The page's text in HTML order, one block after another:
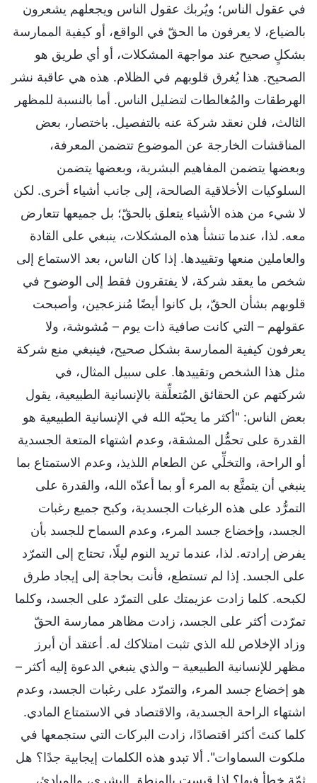
في عقول الناس؛ ويُربك عقول الناس ويجعلهم يشعرون
بالضياع، لا يعرفون ما الحقّ في الواقع، أو كيفية الممارسة
بشكلٍ صحيح عند مواجهة المشكلات، أو أي طريق هو
الصحيح. هذا يُغرق قلوبهم في الظلام. هذه هي عاقبة نشر
الهرطقات والمُغالطات لتضليل الناس. أما بالنسبة للمظهر
الثالث، فلن نعقد شركة عنه بالتفصيل. باختصار، بعض
المناقشات الخارجة عن الموضوع تتضمن المعرفة،
وبعضها يتضمن المفاهيم البشرية، وبعضها يتضمن
السلوكيات الأخلاقية الصالحة، إلى جانب أشياء أخرى. لكن
لا شيء من هذه الأشياء يتعلق بالحقّ؛ بل جميعها تتعارض
معه. لذا، عندما تنشأ هذه المشكلات، ينبغي على القادة
والعاملين منعها وتقييدها. إذا كان الناس، بعد الاستماع إلى
شخص ما يعقد شركة، لا يفتقرون فقط إلى الوضوح في
قلوبهم بشأن الحقّ، بل كانوا أيضًا مُنزعجين، وأصبحت
عقولهم – التي كانت صافية ذات يوم – مُشوشة، ولا
يعرفون كيفية الممارسة بشكل صحيح، فينبغي منع شركة
مثل هذا الشخص وتقييدها. على سبيل المثال، في
شركتهم عن الحقائق المُتعلِّقة بالإنسانية الطبيعية، يقول
بعض الناس: "أكثر ما يحبّه الله في الإنسانية الطبيعية هو
القدرة على تحمُّل المشقة، وعدم اشتهاء المتعة الجسدية
أو الراحة، والتخلِّي عن الطعام اللذيذ، وعدم الاستمتاع بما
ينبغي أن يتمتَّع به المرء أو بما أعدّه الله، والقدرة على
التمرُّد على هذه الرغبات الجسدية، وكبح جميع رغبات
الجسد، وإخضاع جسد المرء، وعدم السماح للجسد بأن
يفرض إرادته. لذا، عندما تريد النوم ليلًا، تحتاج إلى التمرّد
على الجسد. إذا لم تستطع، فأنت بحاجة إلى إيجاد طرق
لكبحه. كلما زادت عزيمتك على التمرّد على الجسد، وكلما
تمرّدت أكثر على الجسد، زادت مظاهر ممارسة الحقّ
وزاد الإخلاص لله الذي تثبت امتلاكك له. أعتقد أن أبرز
مظهر للإنسانية الطبيعية – والذي ينبغي الدعوة إليه أكثر –
هو إخضاع جسد المرء، والتمرّد على رغبات الجسد، وعدم
اشتهاء الراحة الجسدية، والاقتصاد في الاستمتاع المادي.
كلما كنتَ أكثر اقتصادًا، زادت البركات التي ستجمعها في
ملكوت السماوات". ألا تبدو هذه الكلمات إيجابية جدًا؟ هل
ثمّة خطأ فيها؟ إذا قيست بالمنطق البشري، والمبادئ،